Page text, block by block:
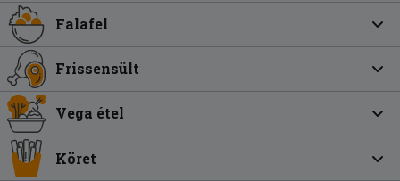
Falafel
Frissensült
Vega étel
Köret